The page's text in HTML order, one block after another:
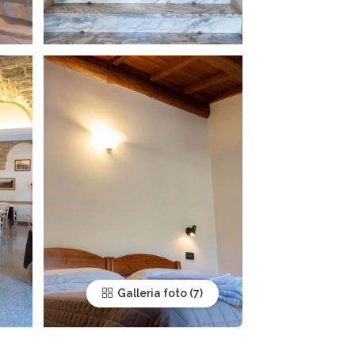
Galleria foto